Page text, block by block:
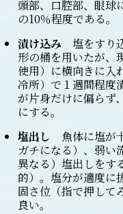
頭部、口腔部、眼球
の10％程度である。
漬け込み 塩をすり
形の桶を用いたが、
使用）に横向きに入
冷所）で１週間程度
が片身だけに偏らず
にする。
塩出し 魚体に塩が
ガチになる）、弱い
異なる）塩出しをす
的）。塩分が適度に
固さ位（指で押して
良い。